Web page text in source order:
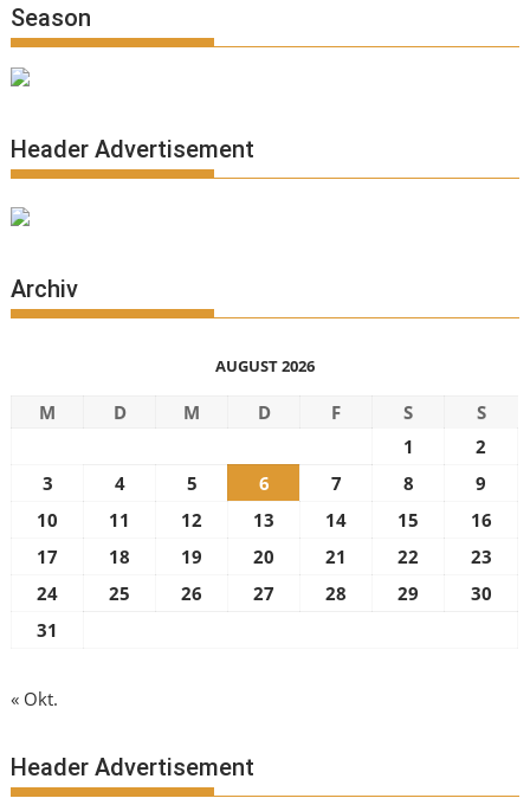
Season
Header Advertisement
Archiv
AUGUST 2026
M D M D F S
S
1
2
3
4 5 6 7 8
9
10
11 12 13 14 15
16
17
18 19 20 21 22
23
24
25 26 27 28 29
30
31
« Okt.
Header Advertisement